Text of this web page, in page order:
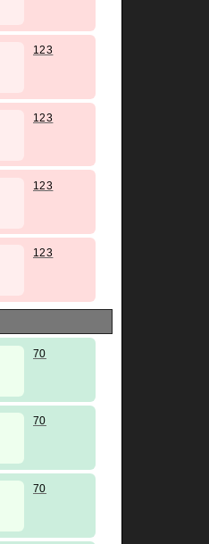
123
123
123
123
70
70
70